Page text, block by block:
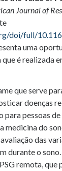
Journal of
doi/full/
uma
é realizada
que serve
doenças
para pessoas
medicina do
das
durante o
remota, que